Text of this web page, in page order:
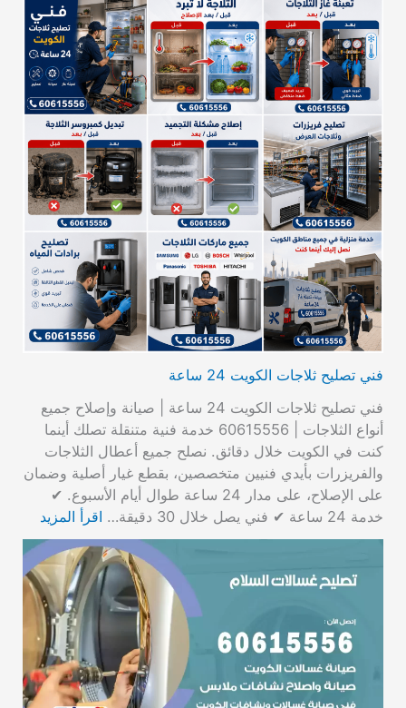
فني تصليح ثلاجات الكويت 24 ساعة
فني تصليح ثلاجات الكويت 24 ساعة | صيانة وإصلاح جميع
أنواع الثلاجات | 60615556 خدمة فنية متنقلة تصلك أينما
كنت في الكويت خلال دقائق. نصلح جميع أعطال الثلاجات
والفريزرات بأيدي فنيين متخصصين، بقطع غيار أصلية وضمان
على الإصلاح، على مدار 24 ساعة طوال أيام الأسبوع. ✔
خدمة 24 ساعة ✔ فني يصل خلال 30 دقيقة…
اقرأ المزيد